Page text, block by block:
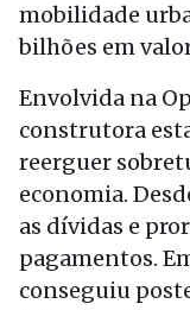
mobilidade
bilhões em
Envolvida na
construtora
reerguer
economia.
as dívidas e
pagamentos.
conseguiu